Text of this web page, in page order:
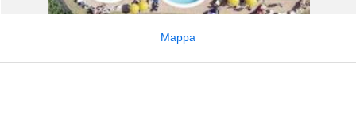
Mappa